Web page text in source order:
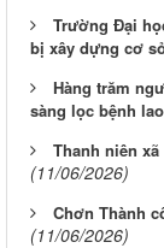
Trường Đại
bị xây dựng cơ
Hàng trăm
sàng lọc bệnh
Thanh niên
(11/06/2026)
Chơn Thành
(11/06/2026)